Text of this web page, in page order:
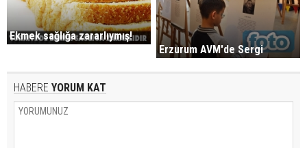
Ekmek sağlığa zararlıymış!
Erzurum AVM'de Sergi
HABERE YORUM KAT